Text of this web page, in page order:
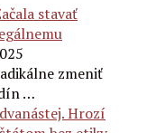
stavať
zmeniť
…